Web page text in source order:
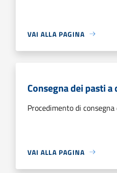
VAI ALLA PAGINA
Consegna dei pasti
Procedimento di
VAI ALLA PAGINA